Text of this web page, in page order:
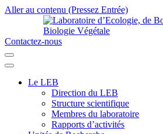
Aller au contenu (Pressez Entrée)
Contactez-nous
Le LEB
Direction du LEB
Structure scientifique
Membres du laboratoire
Rapports d’activités